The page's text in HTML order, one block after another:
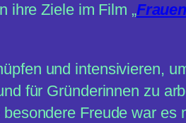
ihre Ziele im Film „
und intensivieren,
für Gründerinnen zu
Freude war